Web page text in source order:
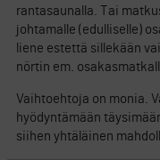
rantasaunalla. Tai
johtamalle (edulliselle)
liene estettä sillekään
nörtin em.
Vaihtoehtoja on monia.
hyödyntämään
siihen yhtäläinen